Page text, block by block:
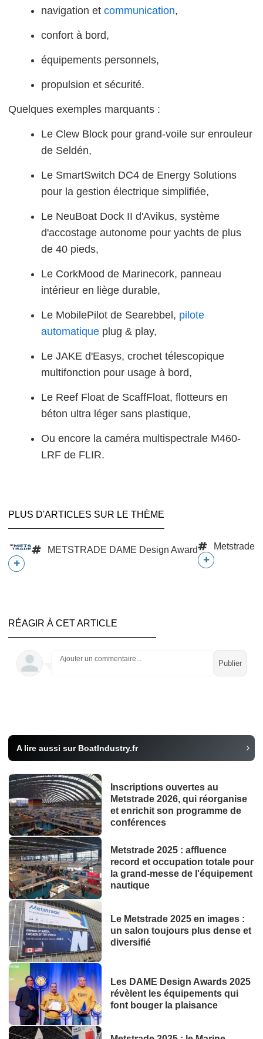
navigation et communication,
confort à bord,
équipements personnels,
propulsion et sécurité.
Quelques exemples marquants :
Le Clew Block pour grand-voile sur enrouleur
de Seldén,
Le SmartSwitch DC4 de Energy Solutions
pour la gestion électrique simplifiée,
Le NeuBoat Dock II d'Avikus, système
d'accostage autonome pour yachts de plus
de 40 pieds,
Le CorkMood de Marinecork, panneau
intérieur en liège durable,
Le MobilePilot de Searebbel, pilote
automatique plug & play,
Le JAKE d'Easys, crochet télescopique
multifonction pour usage à bord,
Le Reef Float de ScaffFloat, flotteurs en
béton ultra léger sans plastique,
Ou encore la caméra multispectrale M460-
LRF de FLIR.
PLUS D'ARTICLES SUR LE THÈME
METSTRADE DAME Design Award Metstrade
RÉAGIR À CET ARTICLE
Ajouter un commentaire...
A lire aussi sur BoatIndustry.fr
Inscriptions ouvertes au
Metstrade 2026, qui réorganise
et enrichit son programme de
conférences
Metstrade 2025 : affluence
record et occupation totale pour
la grand-messe de l'équipement
nautique
Le Metstrade 2025 en images :
un salon toujours plus dense et
diversifié
Les DAME Design Awards 2025
révèlent les équipements qui
font bouger la plaisance